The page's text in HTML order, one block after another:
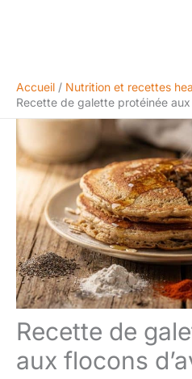
Accueil
Nutrition et recettes
Recette de galette protéinée aux
Recette de
aux flocons